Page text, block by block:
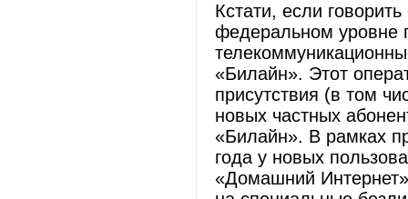
Кстати, если
федеральном уровне
«Билайн». Этот
присутствия (в том
новых частных
«Билайн». В рамках
года у новых
«Домашний